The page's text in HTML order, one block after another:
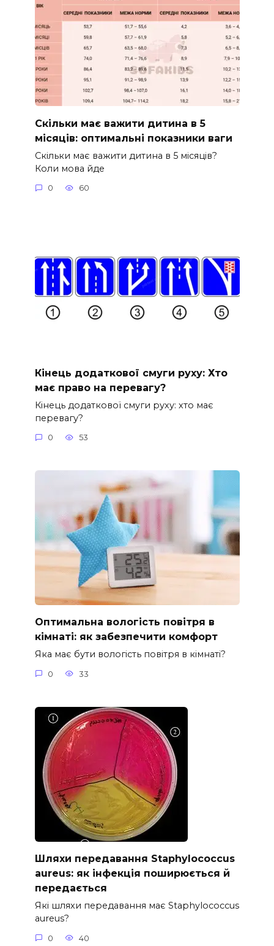
Скільки має важити дитина в 5
місяців: оптимальні показники ваги
Скільки має важити дитина в 5 місяців?
Коли мова йде
0 60
Кінець додаткової смуги руху: Хто
має право на перевагу?
Кінець додаткової смуги руху: хто має
перевагу?
0 53
Оптимальна вологість повітря в
кімнаті: як забезпечити комфорт
Яка має бути вологість повітря в кімнаті?
0 33
Шляхи передавання Staphylococcus
aureus: як інфекція поширюється й
передається
Які шляхи передавання має Staphylococcus
aureus?
0 40